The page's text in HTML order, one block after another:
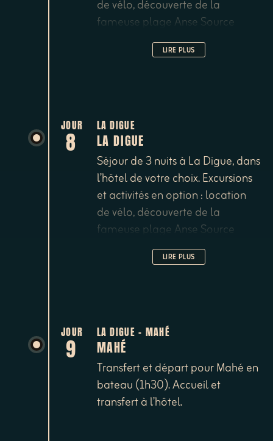
de vélo, découverte de la
fameuse plage Anse Source
d’Argent avec ses rochers polis,
randonnées à pied.
LIRE PLUS
JOUR
8
LA DIGUE
LA DIGUE
Séjour de 3 nuits à La Digue, dans
l’hôtel de votre choix. Excursions
et activités en option : location
de vélo, découverte de la
fameuse plage Anse Source
d’Argent avec ses rochers polis,
randonnées à pied.
LIRE PLUS
JOUR
9
LA DIGUE - MAHÉ
MAHÉ
Transfert et départ pour Mahé en
bateau (1h30). Accueil et
transfert à l’hôtel.